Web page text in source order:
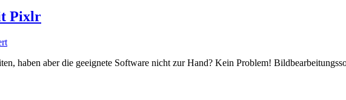
Pixlr
haben aber die geeignete Software nicht zur Hand? Kein Problem!